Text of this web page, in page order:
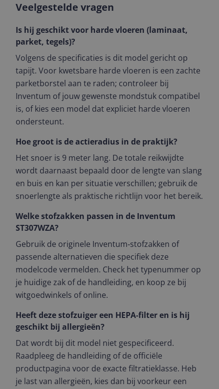
Veelgestelde vragen
Is hij geschikt voor harde vloeren (laminaat,
parket, tegels)?
Volgens de specificaties is dit model gericht op
tapijt. Voor kwetsbare harde vloeren is een zachte
parketborstel aan te raden; controleer bij
Inventum of jouw gewenste mondstuk compatibel
is, of kies een model dat expliciet harde vloeren
ondersteunt.
Hoe groot is de actieradius in de praktijk?
Het snoer is 9 meter lang. De totale reikwijdte
wordt daarnaast bepaald door de lengte van slang
en buis en kan per situatie verschillen; gebruik de
snoerlengte als praktische richtlijn voor het bereik.
Welke stofzakken passen in de Inventum
ST307WZA?
Gebruik de originele Inventum‑stofzakken of
passende alternatieven die specifiek deze
modelcode vermelden. Check het typenummer op
je huidige zak of de handleiding, en koop ze bij
witgoedwinkels of online.
Heeft deze stofzuiger een HEPA‑filter en is hij
geschikt bij allergieën?
Dat wordt bij dit model niet gespecificeerd.
Raadpleeg de handleiding of de officiële
productpagina voor de exacte filtratieklasse. Heb
je last van allergieën, kies dan bij voorkeur een